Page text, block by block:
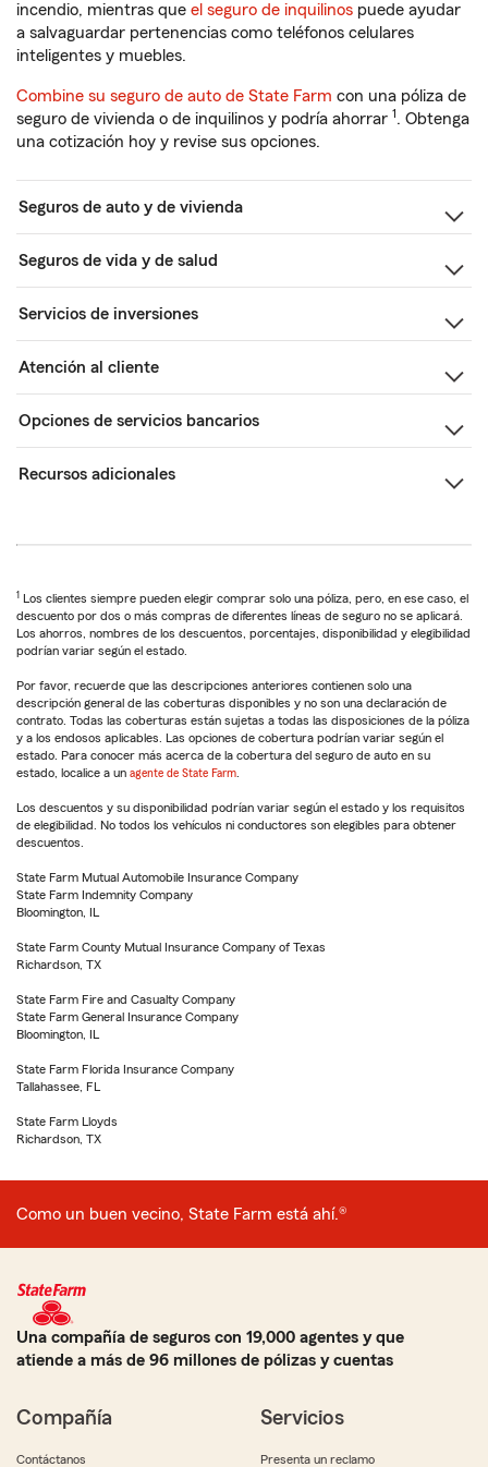
incendio, mientras que el seguro de inquilinos puede ayudar
a salvaguardar pertenencias como teléfonos celulares
inteligentes y muebles.
Combine su seguro de auto de State Farm con una póliza de
seguro de vivienda o de inquilinos y podría ahorrar 1. Obtenga
una cotización hoy y revise sus opciones.
Seguros de auto y de vivienda
Seguros de vida y de salud
Servicios de inversiones
Atención al cliente
Opciones de servicios bancarios
Recursos adicionales
1 Los clientes siempre pueden elegir comprar solo una póliza, pero, en ese caso, el
descuento por dos o más compras de diferentes líneas de seguro no se aplicará.
Los ahorros, nombres de los descuentos, porcentajes, disponibilidad y elegibilidad
podrían variar según el estado.
Por favor, recuerde que las descripciones anteriores contienen solo una
descripción general de las coberturas disponibles y no son una declaración de
contrato. Todas las coberturas están sujetas a todas las disposiciones de la póliza
y a los endosos aplicables. Las opciones de cobertura podrían variar según el
estado. Para conocer más acerca de la cobertura del seguro de auto en su
estado, localice a un agente de State Farm
Los descuentos y su disponibilidad podrían variar según el estado y los requisitos
de elegibilidad. No todos los vehículos ni conductores son elegibles para obtener
descuentos.
State Farm Mutual Automobile Insurance Company
State Farm Indemnity Company
Bloomington, IL
State Farm County Mutual Insurance Company of Texas
Richardson, TX
State Farm Fire and Casualty Company
State Farm General Insurance Company
Bloomington, IL
State Farm Florida Insurance Company
Tallahassee, FL
State Farm Lloyds
Richardson, TX
Como un buen vecino, State Farm está ahí.®
Una compañía de seguros con 19,000 agentes y que
atiende a más de 96 millones de pólizas y cuentas
Compañía
Contáctanos
Servicios
Presenta un reclamo